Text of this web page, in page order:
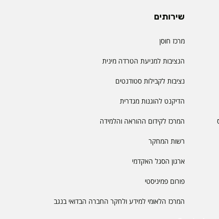
שירותים
מרכז חוסן
הנציבות למניעת הטרדה מינית
נציבות לקבילות סטודנטים
הדיקנט להוגנות מגדרית
המרכז לקידום ההוראה והלמידה
רשות המחקר
ארגון הסגל האקדמי
פורום פמיניסטי
המרכז הלאומי למידע ולחקר החברה הבדואי בנגב